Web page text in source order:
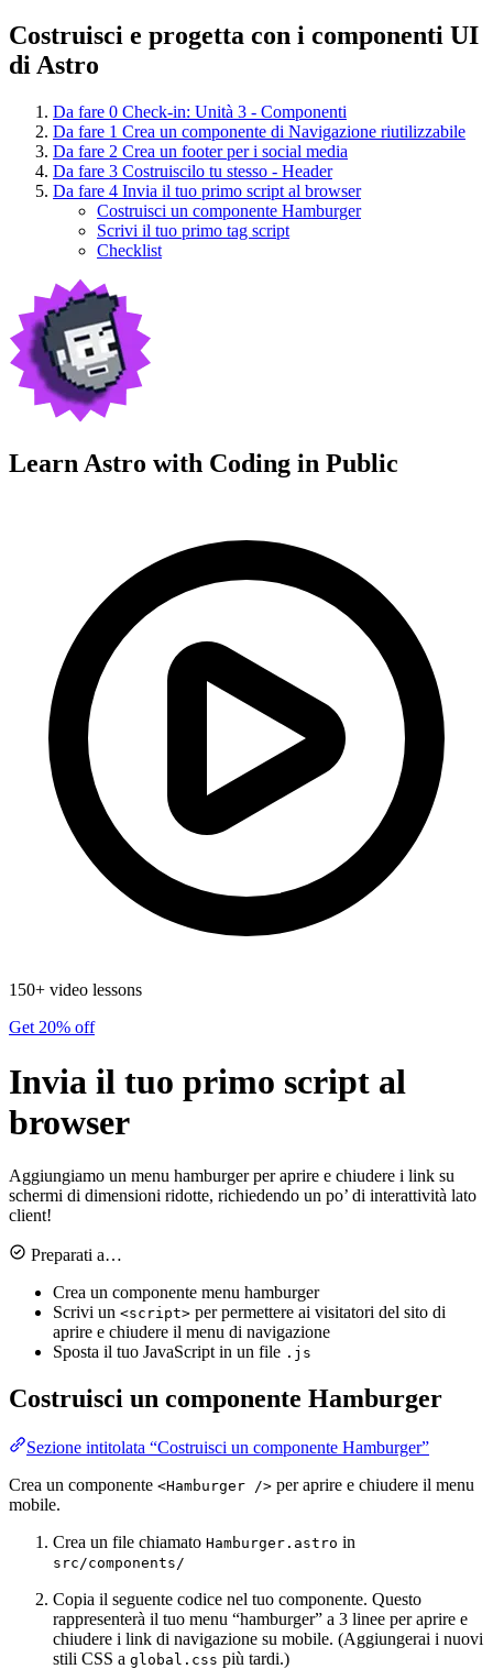
Costruisci e progetta con i componenti UI
di Astro
Da fare 0 Check-in: Unità 3 - Componenti
Da fare 1 Crea un componente di Navigazione riutilizzabile
Da fare 2 Crea un footer per i social media
Da fare 3 Costruiscilo tu stesso - Header
Da fare 4 Invia il tuo primo script al browser
Costruisci un componente Hamburger
Scrivi il tuo primo tag script
Checklist
Learn Astro with Coding in Public
150+ video lessons
Get 20% off
Invia il tuo primo script al
browser
Aggiungiamo un menu hamburger per aprire e chiudere i link su
schermi di dimensioni ridotte, richiedendo un po’ di interattività lato
client!
Preparati a…
Crea un componente menu hamburger
Scrivi un <script> per permettere ai visitatori del sito di
aprire e chiudere il menu di navigazione
Sposta il tuo JavaScript in un file .js
Costruisci un componente Hamburger
Sezione intitolata “Costruisci un componente Hamburger”
Crea un componente <Hamburger /> per aprire e chiudere il menu
mobile.
Crea un file chiamato Hamburger.astro in
src/components/
Copia il seguente codice nel tuo componente. Questo
rappresenterà il tuo menu “hamburger” a 3 linee per aprire e
chiudere i link di navigazione su mobile. (Aggiungerai i nuovi
stili CSS a global.css più tardi.)